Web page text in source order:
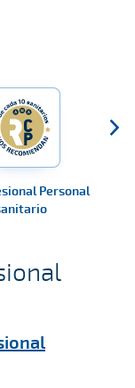
Personal